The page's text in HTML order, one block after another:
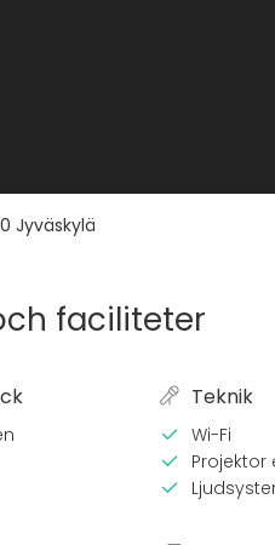
Jyväskylä
faciliteter
Teknik
Wi-Fi
Projektor